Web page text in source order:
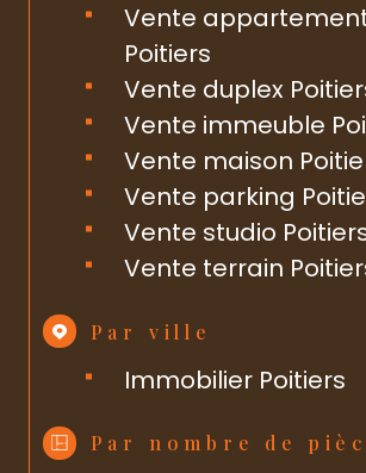
Vente
Poitiers
Vente duplex
Vente immeuble
Vente maison
Vente parking
Vente studio
Vente terrain
Par ville
Immobilier Poitiers
Par nombre de